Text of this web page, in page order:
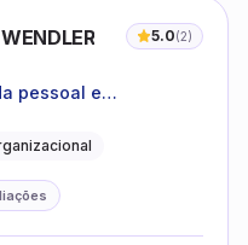
5.0(2)
pessoal e